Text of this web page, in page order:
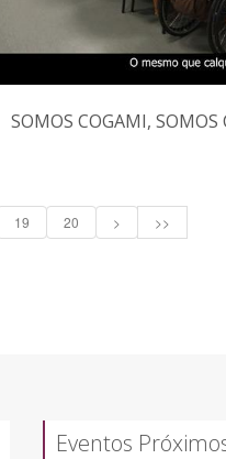
SOMOS COGAMI, SOMOS
19 20 > >>
Eventos